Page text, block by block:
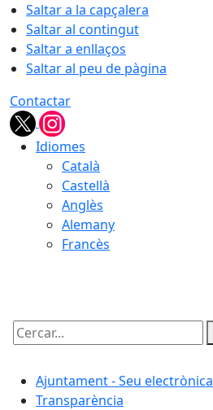
Saltar a la capçalera
Saltar al contingut
Saltar a enllaços
Saltar al peu de pàgina
Contactar
Idiomes
Català
Castellà
Anglès
Alemany
Francès
Cercar:
Ajuntament - Seu electrònica
Transparència